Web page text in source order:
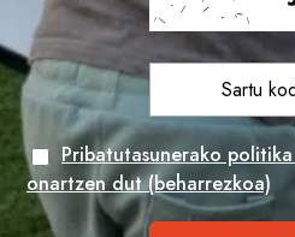
Pribatutasunerako
onartzen dut (beharrezkoa)